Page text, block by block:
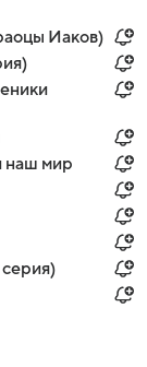
Иаков)
наш мир